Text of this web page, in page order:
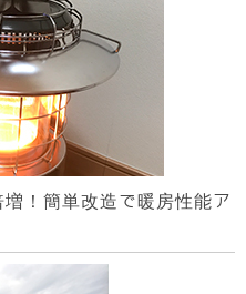
！簡単改造で暖房性能ア